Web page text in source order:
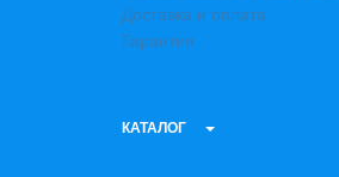
Доставка и оплата
Гарантия
КАТАЛОГ